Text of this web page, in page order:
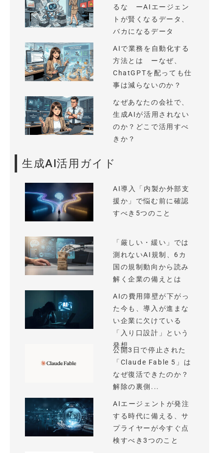
るな ーAIエージェン
トが賢くなるデータ、
バカになるデータ
AIで業務を自動化する
方法とは ーなぜ、
ChatGPTを配っても仕
事は減らないのか？
なぜあなたの会社で、
生成AIが活用されない
のか？どこで活用すべ
きか？
生成AI活用ガイド
AI導入「内製か外部支
援か」で悩む前に確認
すべき5つのこと
「厳しい・緩い」では
測れないAI規制、6カ
国の規制動向から読み
解く企業の備えとは
AIの費用障壁が下がっ
た今も、導入が進まな
い企業に欠けている
「入り口設計」という
発想
公開3日で停止された
「Claude Fable 5」は
なぜ復活できたのか？
解除の裏側...
AIエージェントが発注
する時代に備える、サ
プライヤーが今すぐ点
検すべき3つのこと